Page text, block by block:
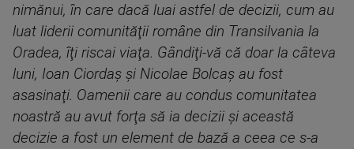
nimănui, în care dacă luai astfel de decizii, cum au
luat liderii comunităţii române din Transilvania la
Oradea, îţi riscai viaţa. Gândiţi-vă că doar la câteva
luni, Ioan Ciordaş şi Nicolae Bolcaş au fost
asasinaţi. Oamenii care au condus comunitatea
noastră au avut forţa să ia decizii şi această
decizie a fost un element de bază a ceea ce s-a